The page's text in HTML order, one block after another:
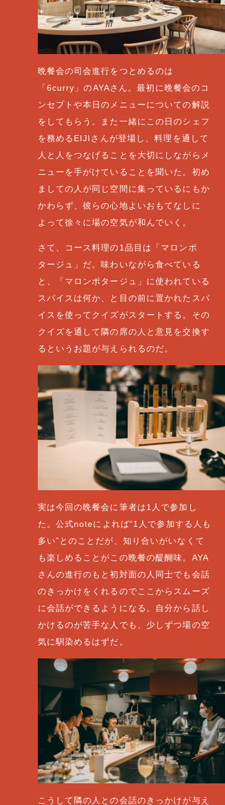
晩餐会の司会進行をつとめるのは
「6curry」のAYAさん。最初に晩餐会のコ
ンセプトや本日のメニューについての解説
をしてもらう。また一緒にこの日のシェフ
を務めるEIJIさんが登場し、料理を通して
人と人をつなげることを大切にしながらメ
ニューを手がけていることを聞いた。初め
ましての人が同じ空間に集っているにもか
かわらず、彼らの心地よいおもてなしに
よって徐々に場の空気が和んでいく。
さて、コース料理の1品目は「マロンポ
タージュ」だ。味わいながら食べている
と、「マロンポタージュ」に使われている
スパイスは何か、と目の前に置かれたスパ
イスを使ってクイズがスタートする。その
クイズを通して隣の席の人と意見を交換す
るというお題が与えられるのだ。
実は今回の晩餐会に筆者は1人で参加し
た。公式noteによれば“1人で参加する人も
多い”とのことだが、知り合いがいなくて
も楽しめることがこの晩餐の醍醐味。AYA
さんの進行のもと初対面の人同士でも会話
のきっかけをくれるのでここからスムーズ
に会話ができるようになる。自分から話し
かけるのが苦手な人でも、少しずつ場の空
気に馴染めるはずだ。
こうして隣の人との会話のきっかけが与え